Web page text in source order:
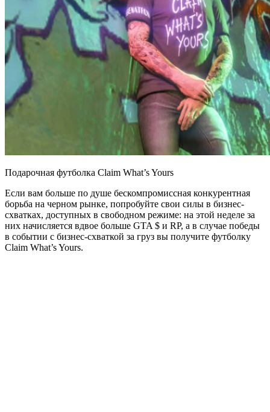
Подарочная футболка Claim What’s Yours
Если вам больше по душе бескомпромиссная конкурентная
борьба на черном рынке, попробуйте свои силы в бизнес-
схватках, доступных в свободном режиме: на этой неделе за
них начисляется вдвое больше GTA $ и RP, а в случае победы
в событии с бизнес-схваткой за груз вы получите футболку
Claim What’s Yours.